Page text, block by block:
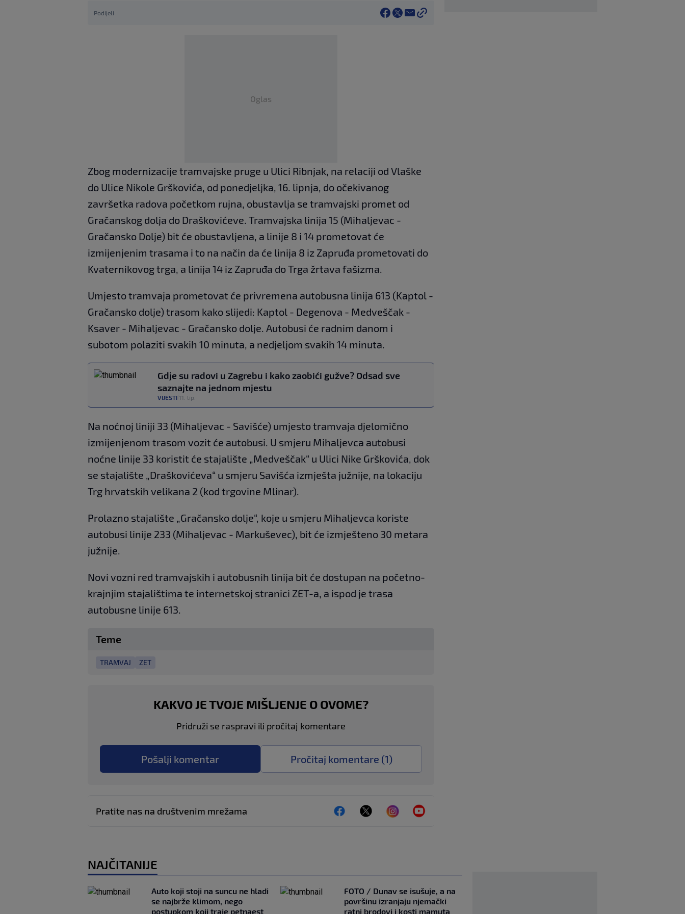
Podijeli
Oglas
Zbog modernizacije tramvajske pruge u Ulici Ribnjak, na relaciji od Vlaške
do Ulice Nikole Grškovića, od ponedjeljka, 16. lipnja, do očekivanog
završetka radova početkom rujna, obustavlja se tramvajski promet od
Gračanskog dolja do Draškovićeve. Tramvajska linija 15 (Mihaljevac -
Gračansko Dolje) bit će obustavljena, a linije 8 i 14 prometovat će
izmijenjenim trasama i to na način da će linija 8 iz Zapruđa prometovati do
Kvaternikovog trga, a linija 14 iz Zapruđa do Trga žrtava fašizma.
Umjesto tramvaja prometovat će privremena autobusna linija 613 (Kaptol -
Gračansko dolje) trasom kako slijedi: Kaptol - Degenova - Medveščak -
Ksaver - Mihaljevac - Gračansko dolje. Autobusi će radnim danom i
subotom polaziti svakih 10 minuta, a nedjeljom svakih 14 minuta.
Gdje su radovi u Zagrebu i kako zaobići gužve? Odsad sve
saznajte na jednom mjestu
VIJESTI 11. lip.
Na noćnoj liniji 33 (Mihaljevac - Savišće) umjesto tramvaja djelomično
izmijenjenom trasom vozit će autobusi. U smjeru Mihaljevca autobusi
noćne linije 33 koristit će stajalište „Medveščak“ u Ulici Nike Grškovića, dok
se stajalište „Draškovićeva“ u smjeru Savišća izmješta južnije, na lokaciju
Trg hrvatskih velikana 2 (kod trgovine Mlinar).
Prolazno stajalište „Gračansko dolje“, koje u smjeru Mihaljevca koriste
autobusi linije 233 (Mihaljevac - Markuševec), bit će izmješteno 30 metara
južnije.
Novi vozni red tramvajskih i autobusnih linija bit će dostupan na početno-
krajnjim stajalištima te internetskoj stranici ZET-a, a ispod je trasa
autobusne linije 613.
Teme
TRAMVAJ ZET
KAKVO JE TVOJE MIŠLJENJE O OVOME?
Pridruži se raspravi ili pročitaj komentare
Pošalji komentar Pročitaj komentare (1)
Pratite nas na društvenim mrežama
NAJČITANIJE
Auto koji stoji na suncu ne hladi
se najbrže klimom, nego
postupkom koji traje petnaest
FOTO / Dunav se isušuje, a na
površinu izranjaju njemački
ratni brodovi i kosti mamuta